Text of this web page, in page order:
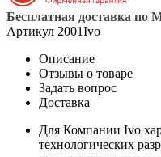
Бесплатная доставка по
Артикул 2001Ivo
Описание
Отзывы о товаре
Задать вопрос
Доставка
Для Компании Ivo
технологических